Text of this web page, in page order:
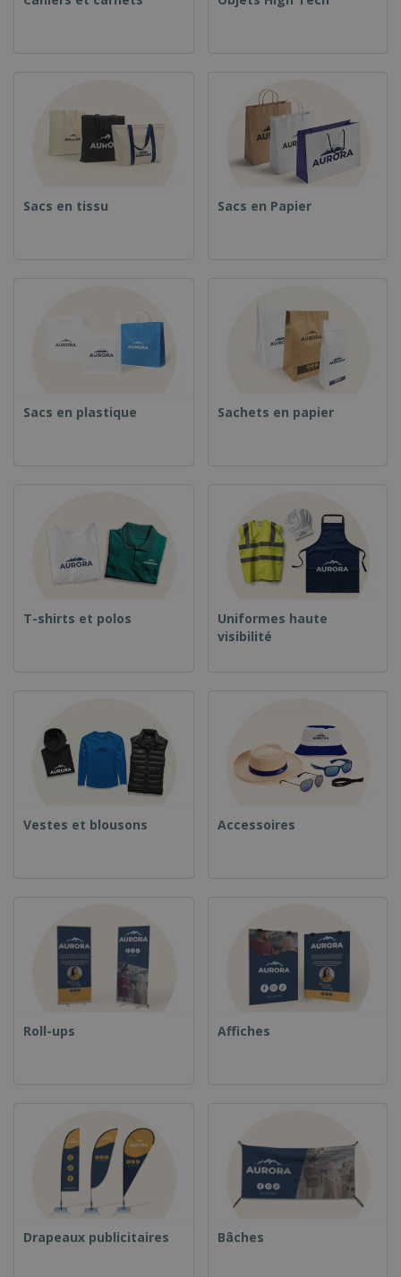
Sacs en tissu Sacs en Papier
Sacs en plastique Sachets en papier
T-shirts et polos
Uniformes haute
visibilité
Vestes et blousons Accessoires
Roll-ups Affiches
Drapeaux publicitaires Bâches